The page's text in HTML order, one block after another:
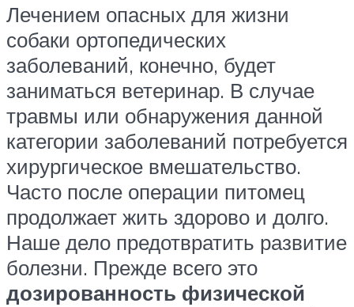
Лечением опасных для жизни
собаки ортопедических
заболеваний, конечно, будет
заниматься ветеринар. В случае
травмы или обнаружения данной
категории заболеваний потребуется
хирургическое вмешательство.
Часто после операции питомец
продолжает жить здорово и долго.
Наше дело предотвратить развитие
болезни. Прежде всего это
дозированность физической